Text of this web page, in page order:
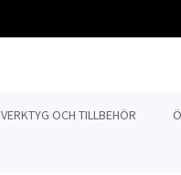
VERKTYG OCH TILLBEHÖR